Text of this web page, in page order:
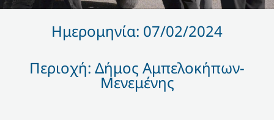
Ημερομηνία: 07/02/2024
Περιοχή: Δήμος Αμπελοκήπων-
Μενεμένης